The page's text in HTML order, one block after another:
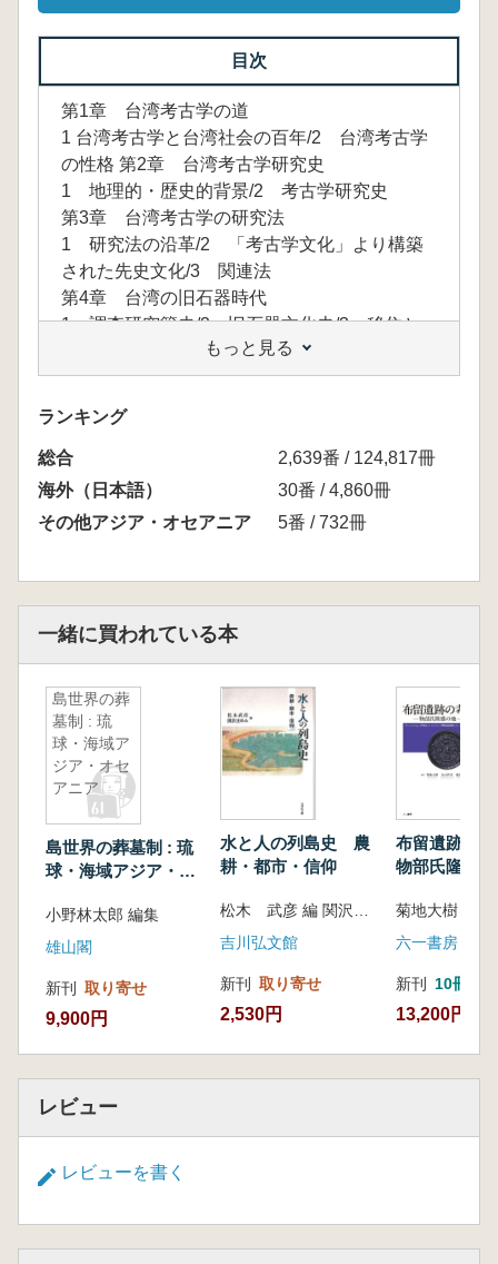
目次
第1章 台湾考古学の道
1 台湾考古学と台湾社会の百年/2 台湾考古学
の性格 第2章 台湾考古学研究史
1 地理的・歴史的背景/2 考古学研究史
第3章 台湾考古学の研究法
1 研究法の沿革/2 「考古学文化」より構築
された先史文化/3 関連法
第4章 台湾の旧石器時代
1 調査研究簡史/2 旧石器文化史/3 移住と
第5章 新石器時代のはじまり
1 源流地はどこか/2 はじまりは「漁民」か
ら/3 「農民」の生活へ/4 農耕の意味/5 お
わりに
第6章 新石器時代の概要
1 早期:大坌坑文化/2 中期:赤色細縄文土器文
化/3 晩期 /4 おわりに
第8章 台湾考古学と原住民
究例 /3 おわりに
第9章 台湾と東アジア大陸の先史時代の関
係/1 研究史/2 大陸地域からの視点/3 先史
時代、台湾の人と文化はどこから来たか/4 お
わりに
第10章 台湾と琉球列島
1 地理的関係/2 先史・古代の琉球・台湾間
の関係について(予察)/3 先史・古代の台湾・
琉球間の交流についての研究/4 貝製品と玉製
品に表れる異なる文化圏/5 おわりに
1 オーストロネシア語族の起源地/2 新たな
提案に向けて/3 要因としての人口圧力説/4
1 研究史からの視座/2 台湾考古学とはいか
もっと見る
ランキング
総合
2,639番 / 124,817冊
海外（日本語）
30番 / 4,860冊
その他アジア・オセアニア
5番 / 732冊
一緒に買われている本
島世界の葬
墓制 : 琉
球・海域ア
ジア・オセ
アニア
島世界の葬墓制 : 琉
球・海域アジア・オ
小野林太郎 編集
雄山閣
新刊 取り寄せ
9,900円
水と人の列島史 農
耕・都市・信仰
松木 武彦 編 関沢 まゆみ 編
吉川弘文館
新刊 取り寄せ
2,530円
布留遺跡の
物部氏隆盛
六一書房
新刊 10冊以上
13,200円
レビュー
レビューを書く